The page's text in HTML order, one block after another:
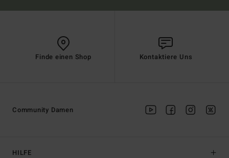
Finde einen Shop Kontaktiere Uns
HILFE
Community Damen